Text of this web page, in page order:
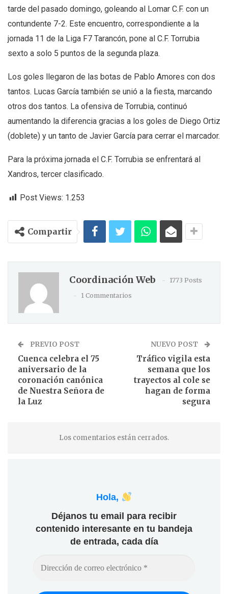
tarde del pasado domingo, goleando al Lomar C.F. con un
contundente 7-2. Este encuentro, correspondiente a la
jornada 11 de la Liga F7 Tarancón, pone al C.F. Torrubia
sexto a solo 5 puntos de la segunda plaza.
Los goles llegaron de las botas de Pablo Amores con dos
tantos. Lucas García también se unió a la fiesta, marcando
otros dos tantos. La ofensiva de Torrubia, continuó
aumentando la diferencia gracias a los goles de Diego Ortiz
(doblete) y un tanto de Javier García para cerrar el marcador.
Para la próxima jornada el C.F. Torrubia se enfrentará al
Xandros, tercer clasificado.
Post Views: 1.253
Compartir
Coordinación Web
1773 Posts
1 Commentarios
PREVIO POST
Cuenca celebra el 75
aniversario de la
coronación canónica
de Nuestra Señora de
la Luz
NUEVO POST
Tráfico vigila esta
semana que los
trayectos al cole se
hagan de forma
segura
Los comentarios están cerrados.
Hola,
Déjanos tu email para recibir
contenido interesante en tu bandeja
de entrada, cada día